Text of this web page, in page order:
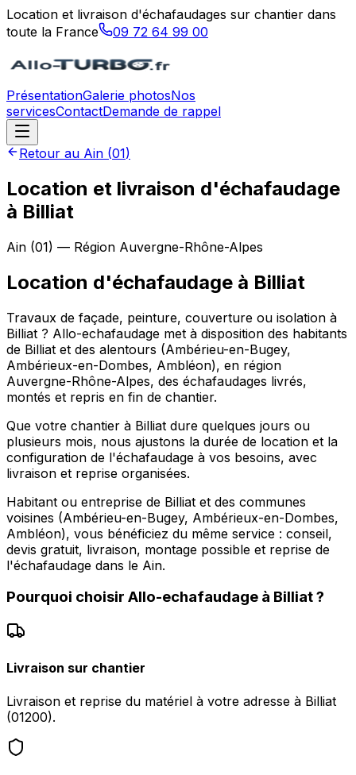
Location et livraison d'échafaudages sur chantier dans
toute la France
09 72 64 99 00
PrésentationGalerie photosNos
servicesContactDemande de rappel
Retour au Ain (01)
Location et livraison d'échafaudage
à Billiat
Ain (01) — Région Auvergne-Rhône-Alpes
Location d'échafaudage à Billiat
Travaux de façade, peinture, couverture ou isolation à
Billiat ? Allo-echafaudage met à disposition des habitants
de Billiat et des alentours (Ambérieu-en-Bugey,
Ambérieux-en-Dombes, Ambléon), en région
Auvergne-Rhône-Alpes, des échafaudages livrés,
montés et repris en fin de chantier.
Que votre chantier à Billiat dure quelques jours ou
plusieurs mois, nous ajustons la durée de location et la
configuration de l'échafaudage à vos besoins, avec
livraison et reprise organisées.
Habitant ou entreprise de Billiat et des communes
voisines (Ambérieu-en-Bugey, Ambérieux-en-Dombes,
Ambléon), vous bénéficiez du même service : conseil,
devis gratuit, livraison, montage possible et reprise de
l'échafaudage dans le Ain.
Pourquoi choisir Allo-echafaudage à Billiat?
Livraison sur chantier
Livraison et reprise du matériel à votre adresse à Billiat
(01200).